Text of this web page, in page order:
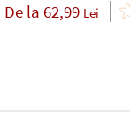
De la 62,99 Lei